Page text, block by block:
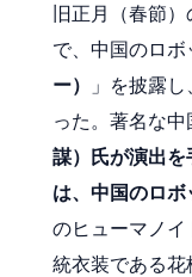
旧正月（春節
で、中国のロ
ー）
」を披露
った。著名な中
謀）氏が演出
は、中国のロ
のヒューマノ
統衣装である花